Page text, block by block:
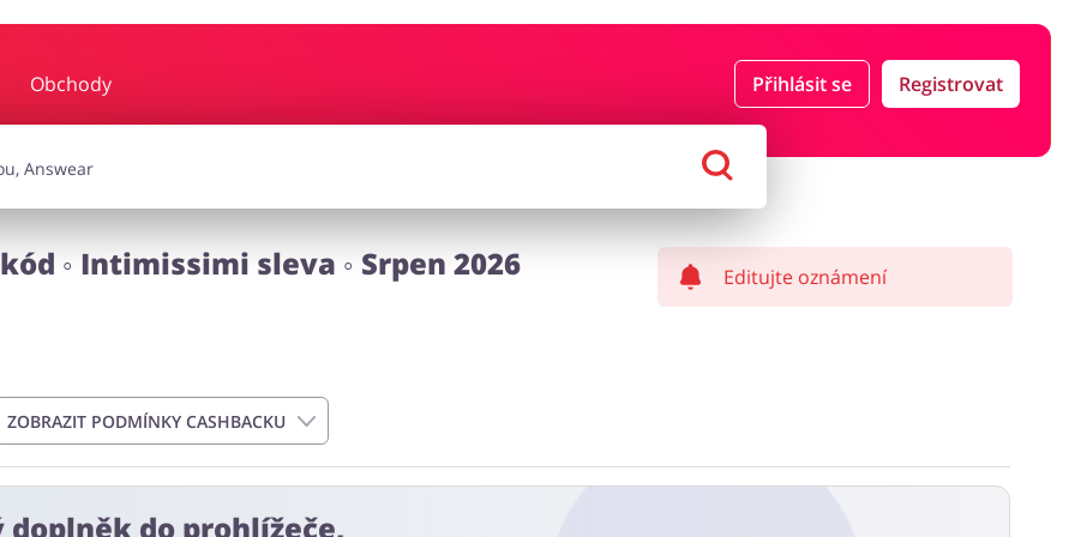
Obchody Přihlásit se Registrovat
hudba Počítače foto a elektronika
◦ Intimissimi sleva ◦ Srpen 2026 Editujte oznámení
ZOBRAZIT PODMÍNKY CASHBACKU
od data podání objednávky. Nevztahuje se na náklady na doručení a může být započítán z čisté částky zakázky.
do prohlížeče,